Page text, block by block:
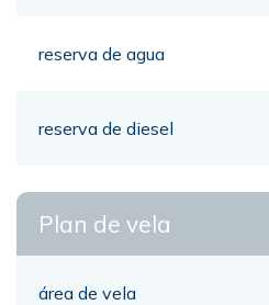
reserva de agua
reserva de diesel
Plan de vela
área de vela